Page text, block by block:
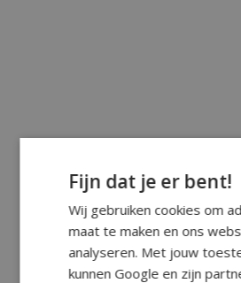
Fijn dat je er bent!
Wij gebruiken cookies om
maat te maken en ons
analyseren. Met jouw
kunnen Google en zijn